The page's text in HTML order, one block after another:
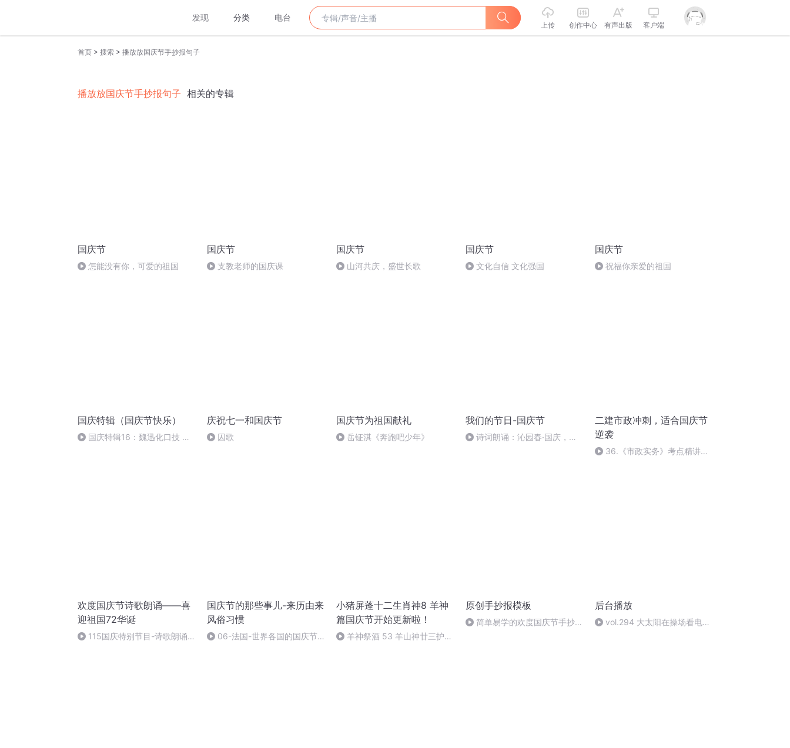
发现 分类 电台
上传 创作中心 有声出版 客户端
首页 > 搜索 > 播放放国庆节手抄报句子
播放放国庆节手抄报句子 相关的专辑
国庆节
怎能没有你，可爱的祖国
国庆节
支教老师的国庆课
国庆节
山河共庆，盛世长歌
国庆节
文化自信 文化强国
国庆节
祝福你亲爱的祖国
国庆特辑（国庆节快乐）
国庆特辑16：魏迅化口技 二
庆祝七一和国庆节
囚歌
国庆节为祖国献礼
岳钲淇《奔跑吧少年》
我们的节日-国庆节
诗词朗诵：沁园春·国庆，朗
二建市政冲刺，适合国庆节
逆袭
36.《市政实务》考点精讲第
欢度国庆节诗歌朗诵——喜
迎祖国72华诞
115国庆特别节目-诗歌朗诵-
国庆节的那些事儿-来历由来
风俗习惯
06-法国-世界各国的国庆节-
小猪屏蓬十二生肖神8 羊神
篇国庆节开始更新啦！
羊神祭酒 53 羊山神廿三护祭
原创手抄报模板
简单易学的欢度国庆节手抄报
后台播放
vol.294 大太阳在操场看电子